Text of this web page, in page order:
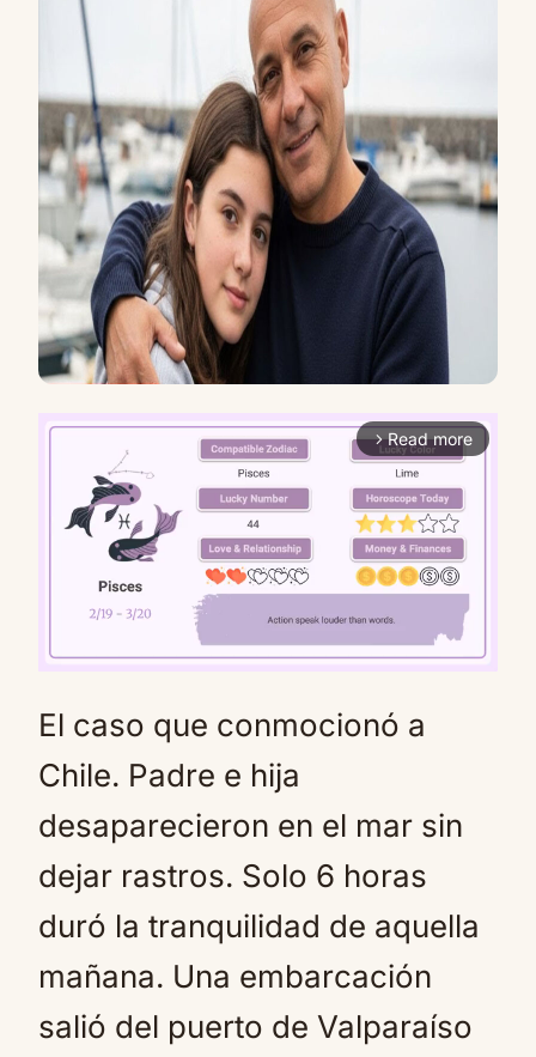
arrow_forward_ios Read more
Mute
El caso que conmocionó a
Chile. Padre e hija
desaparecieron en el mar sin
dejar rastros. Solo 6 horas
duró la tranquilidad de aquella
mañana. Una embarcación
salió del puerto de Valparaíso